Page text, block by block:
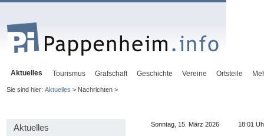
Aktuelles Tourismus Grafschaft Geschichte Vereine Ortsteile
Sie sind hier: Aktuelles > Nachrichten >
Aktuelles Sonntag, 15. März 2026 18:01